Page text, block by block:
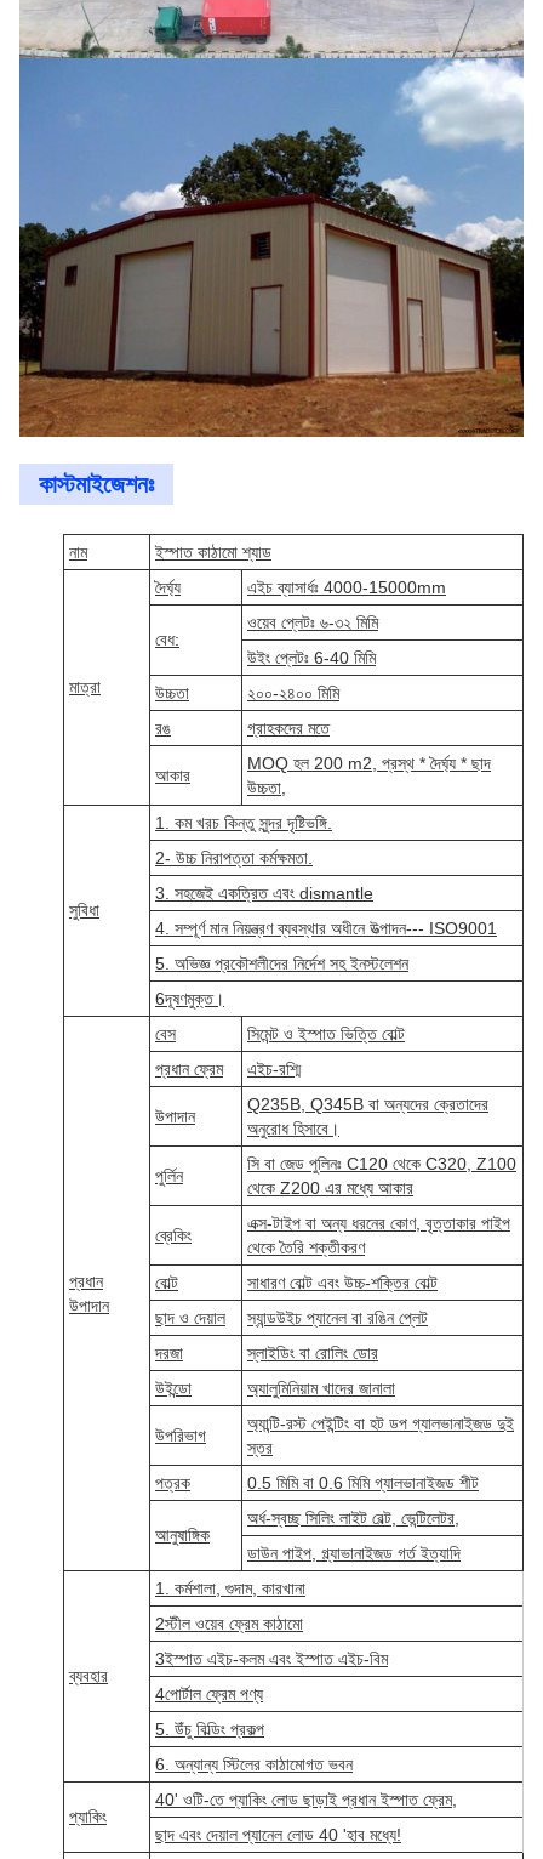
কাস্টমাইজেশনঃ
নাম ইস্পাত কাঠামো শ্যাড
মাত্রা
দৈর্ঘ্য এইচ ব্যাসার্ধঃ 4000-15000mm
বেধ:
ওয়েব প্লেটঃ ৬-৩২ মিমি
উইং প্লেটঃ 6-40 মিমি
উচ্চতা
২০০-২৪০০ মিমি
রঙ
গ্রাহকদের মতে
আকার
MOQ হল 200 m2, প্রস্থ * দৈর্ঘ্য * ছাদ
উচ্চতা,
সুবিধা
1. কম খরচ কিন্তু সুন্দর দৃষ্টিভঙ্গি.
2- উচ্চ নিরাপত্তা কর্মক্ষমতা.
3. সহজেই একত্রিত এবং dismantle
4. সম্পূর্ণ মান নিয়ন্ত্রণ ব্যবস্থার অধীনে উত্পাদন--- ISO9001
5. অভিজ্ঞ প্রকৌশলীদের নির্দেশ সহ ইনস্টলেশন
6দূষণমুক্ত।
প্রধান
উপাদান
বেস
সিমেন্ট ও ইস্পাত ভিত্তি বোল্ট
প্রধান ফ্রেম
এইচ-রশ্মি
উপাদান
Q235B, Q345B বা অন্যদের ক্রেতাদের
অনুরোধ হিসাবে।
পুর্লিন
সি বা জেড পুলিনঃ C120 থেকে C320, Z100
থেকে Z200 এর মধ্যে আকার
ব্রেকিং
এক্স-টাইপ বা অন্য ধরনের কোণ, বৃত্তাকার পাইপ
থেকে তৈরি শক্তীকরণ
বোল্ট
সাধারণ বোল্ট এবং উচ্চ-শক্তির বোল্ট
ছাদ ও দেয়াল
স্যান্ডউইচ প্যানেল বা রঙিন প্লেট
দরজা
স্লাইডিং বা রোলিং ডোর
উইন্ডো
অ্যালুমিনিয়াম খাদের জানালা
উপরিভাগ
অ্যান্টি-রস্ট পেইন্টিং বা হট ডপ গ্যালভানাইজড দুই
স্তর
পত্রক
0.5 মিমি বা 0.6 মিমি গ্যালভানাইজড শীট
আনুষাঙ্গিক
অর্ধ-স্বচ্ছ সিলিং লাইট বেল্ট, ভেন্টিলেটর,
ডাউন পাইপ, গ্ল্যাভানাইজড গর্ত ইত্যাদি
ব্যবহার
1. কর্মশালা, গুদাম, কারখানা
2স্টীল ওয়েব ফ্রেম কাঠামো
3ইস্পাত এইচ-কলম এবং ইস্পাত এইচ-বিম
4পোর্টাল ফ্রেম পণ্য
5. উঁচু বিল্ডিং প্রকল্প
6. অন্যান্য স্টিলের কাঠামোগত ভবন
প্যাকিং
40' ওটি-তে প্যাকিং লোড ছাড়াই প্রধান ইস্পাত ফ্রেম,
ছাদ এবং দেয়াল প্যানেল লোড 40 'হাব মধ্যে!